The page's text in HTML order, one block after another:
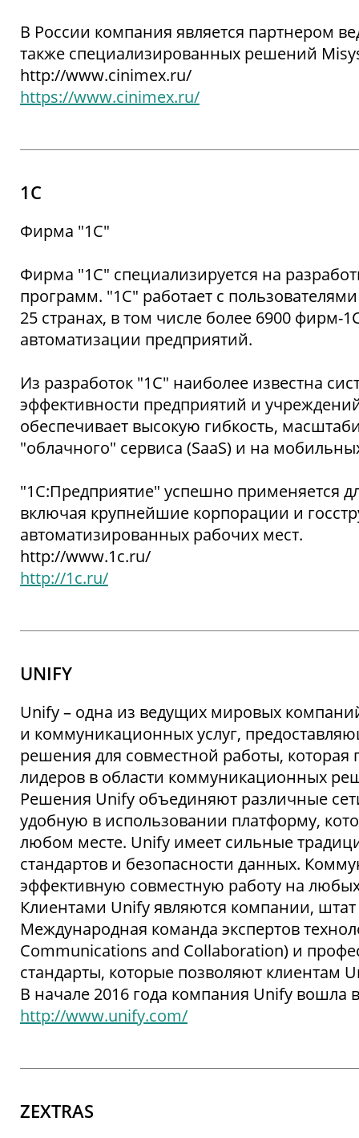
В России компания является партнером
также специализированных решений
http://www.cinimex.ru/
https://www.cinimex.ru/
1С
Фирма "1С"
Фирма "1С" специализируется на
программ. "1С" работает с
25 странах, в том числе более 6900
автоматизации предприятий.
Из разработок "1С" наиболее известна
эффективности предприятий и
обеспечивает высокую гибкость,
"облачного" сервиса (SaaS) и на
"1С:Предприятие" успешно применяется
включая крупнейшие корпорации и
автоматизированных рабочих мест.
http://www.1c.ru/
http://1c.ru/
UNIFY
Unify – одна из ведущих мировых
и коммуникационных услуг,
решения для совместной работы,
лидеров в области коммуникационных
Решения Unify объединяют различные
удобную в использовании платформу,
любом месте. Unify имеет сильные
стандартов и безопасности данных.
эффективную совместную работу на любых
Клиентами Unify являются компании, штат
Международная команда экспертов
Communications and Collaboration) и
стандарты, которые позволяют клиентам
В начале 2016 года компания Unify вошла
http://www.unify.com/
ZEXTRAS